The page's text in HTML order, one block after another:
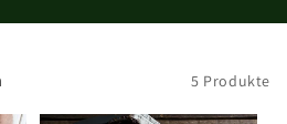
5 Produkte